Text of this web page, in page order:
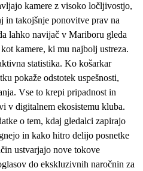
kamere z visoko ločljivostjo,
in takojšnje ponovitve prav na
lahko navijač v Mariboru gleda
kamere, ki mu najbolj ustreza.
statistika. Ko košarkar
pokaže odstotek uspešnosti,
Vse to krepi pripadnost in
v digitalnem ekosistemu kluba.
o tem, kdaj gledalci zapirajo
in kako hitro delijo posnetke
ustvarjajo nove tokove
do ekskluzivnih naročnin za